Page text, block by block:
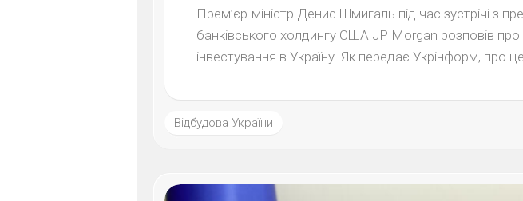
Прем’єр-міністр Денис Шмигаль під час зустрічі з
банківського холдингу США JP Morgan розповів про
інвестування в Україну. Як передає Укрінформ, про
Відбудова України